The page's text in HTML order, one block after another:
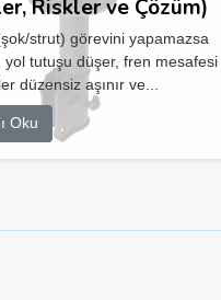
Riskler ve Çözüm)
strut) görevini yapamazsa
yol tutuşu düşer, fren mesafesi
düzensiz aşınır ve...
Oku